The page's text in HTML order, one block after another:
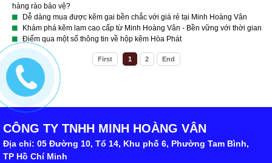
hàng rào bảo vệ?
Dễ dàng mua được kẽm gai bền chắc với giá rẻ tại Minh Hoàng Vân
Khám phá kẽm lam cao cấp từ Minh Hoàng Vân - Bền vững với thời gian
Điểm qua một số thông tin về hộp kẽm Hòa Phát
First 1 2 End
CÔNG TY TNHH MINH HOÀNG VÂN
Địa chỉ: 05 Đường 10, Tổ 14, Khu phố 6, Phường Tam Bình,
TP Hồ Chí Minh